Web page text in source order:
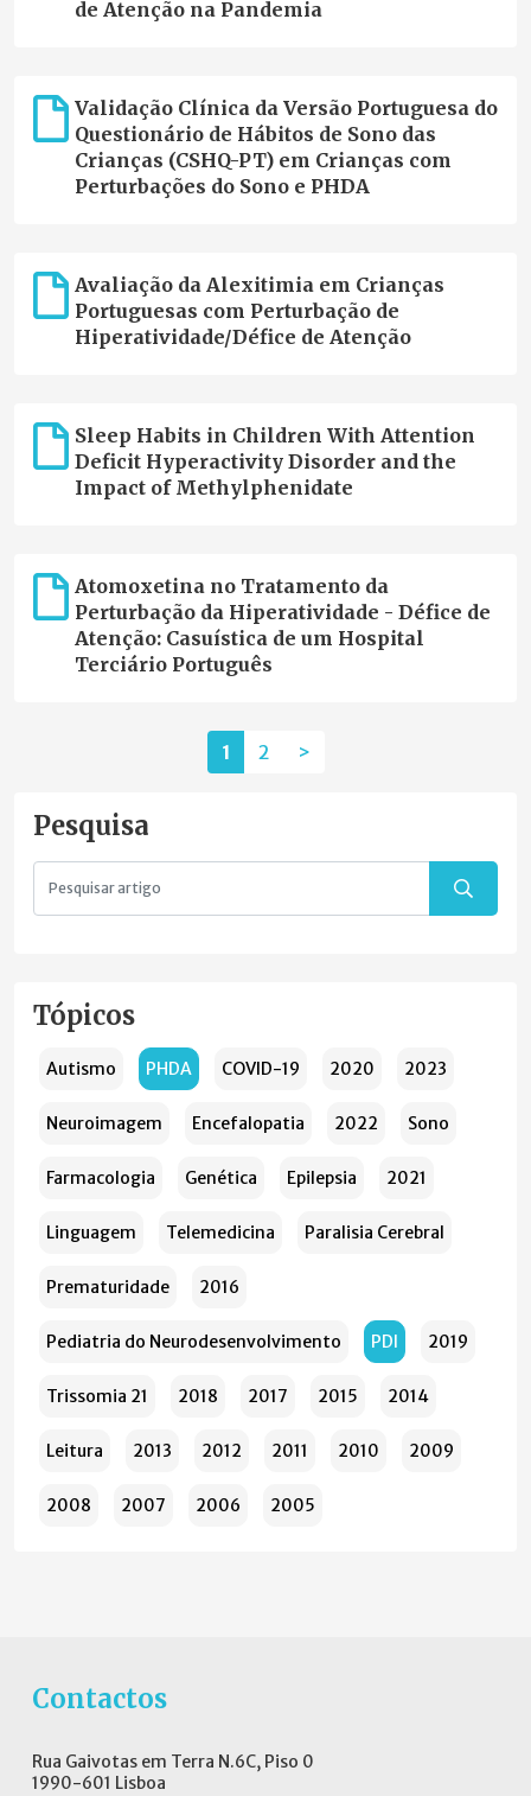
de Atenção na Pandemia
Validação Clínica da Versão Portuguesa do
Questionário de Hábitos de Sono das
Crianças (CSHQ-PT) em Crianças com
Perturbações do Sono e PHDA
Avaliação da Alexitimia em Crianças
Portuguesas com Perturbação de
Hiperatividade/Défice de Atenção
Sleep Habits in Children With Attention
Deficit Hyperactivity Disorder and the
Impact of Methylphenidate
Atomoxetina no Tratamento da
Perturbação da Hiperatividade - Défice de
Atenção: Casuística de um Hospital
Terciário Português
1 2 >
Pesquisa
Tópicos
Autismo PHDA COVID-19 2020 2023
Neuroimagem Encefalopatia 2022 Sono
Farmacologia Genética Epilepsia 2021
Linguagem Telemedicina Paralisia Cerebral
Prematuridade 2016
Pediatria do Neurodesenvolvimento PDI 2019
Trissomia 21 2018 2017 2015 2014
Leitura 2013 2012 2011 2010 2009
2008 2007 2006 2005
Contactos
Rua Gaivotas em Terra N.6C, Piso 0
1990-601 Lisboa